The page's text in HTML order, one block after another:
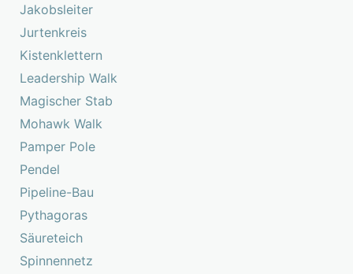
Jakobsleiter
Jurtenkreis
Kistenklettern
Leadership Walk
Magischer Stab
Mohawk Walk
Pamper Pole
Pendel
Pipeline-Bau
Pythagoras
Säureteich
Spinnennetz